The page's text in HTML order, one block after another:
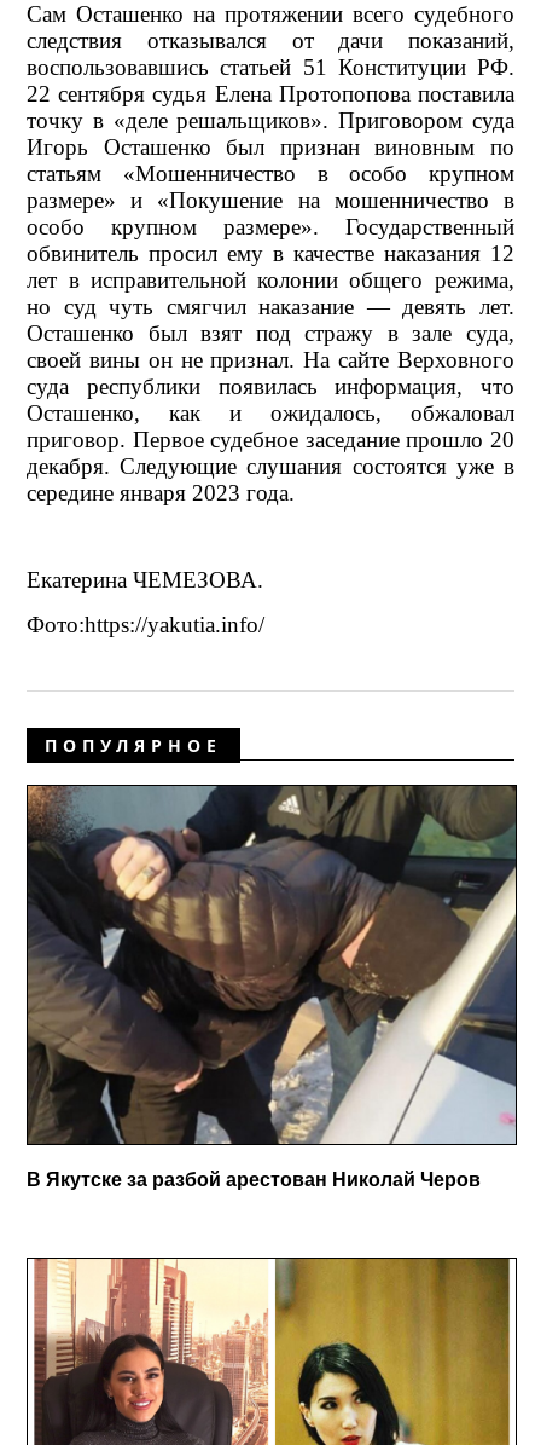
Сам Осташенко на протяжении всего судебного
следствия отказывался от дачи показаний,
воспользовавшись статьей 51 Конституции РФ.
22 сентября судья Елена Протопопова поставила
точку в «деле решальщиков». Приговором суда
Игорь Осташенко был признан виновным по
статьям «Мошенничество в особо крупном
размере» и «Покушение на мошенничество в
особо крупном размере». Государственный
обвинитель просил ему в качестве наказания 12
лет в исправительной колонии общего режима,
но суд чуть смягчил наказание — девять лет.
Осташенко был взят под стражу в зале суда,
своей вины он не признал. На сайте Верховного
суда республики появилась информация, что
Осташенко, как и ожидалось, обжаловал
приговор. Первое судебное заседание прошло 20
декабря. Следующие слушания состоятся уже в
середине января 2023 года.
Екатерина ЧЕМЕЗОВА.
Фото:https://yakutia.info/
ПОПУЛЯРНОЕ
В Якутске за разбой арестован Николай Черов